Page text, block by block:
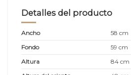
Detalles del producto
Ancho
58 cm
Fondo
59 cm
Altura
84 cm